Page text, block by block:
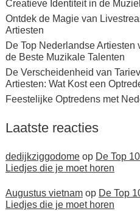
Creatieve Identiteit in de
Ontdek de Magie van
Artiesten
De Top Nederlandse
de Beste Muzikale Talenten
De Verscheidenheid van
Artiesten: Wat Kost een
Feestelijke Optredens met
Laatste reacties
dedijkziggodomeop De Top
Liedjes die je moet horen
Augustus vietnamop De Top
Liedjes die je moet horen